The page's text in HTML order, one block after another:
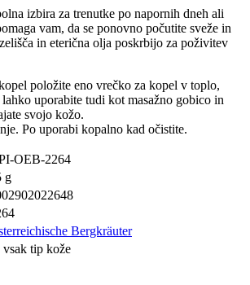
izbira za trenutke po napornih dneh ali
vam, da se ponovno počutite sveže in
in eterična olja poskrbijo za poživitev
položite eno vrečko za kopel v toplo,
uporabite tudi kot masažno gobico in
svojo kožo.
Po uporabi kopalno kad očistite.
OEB-2264
g
Bergkräuter
vsak tip kože